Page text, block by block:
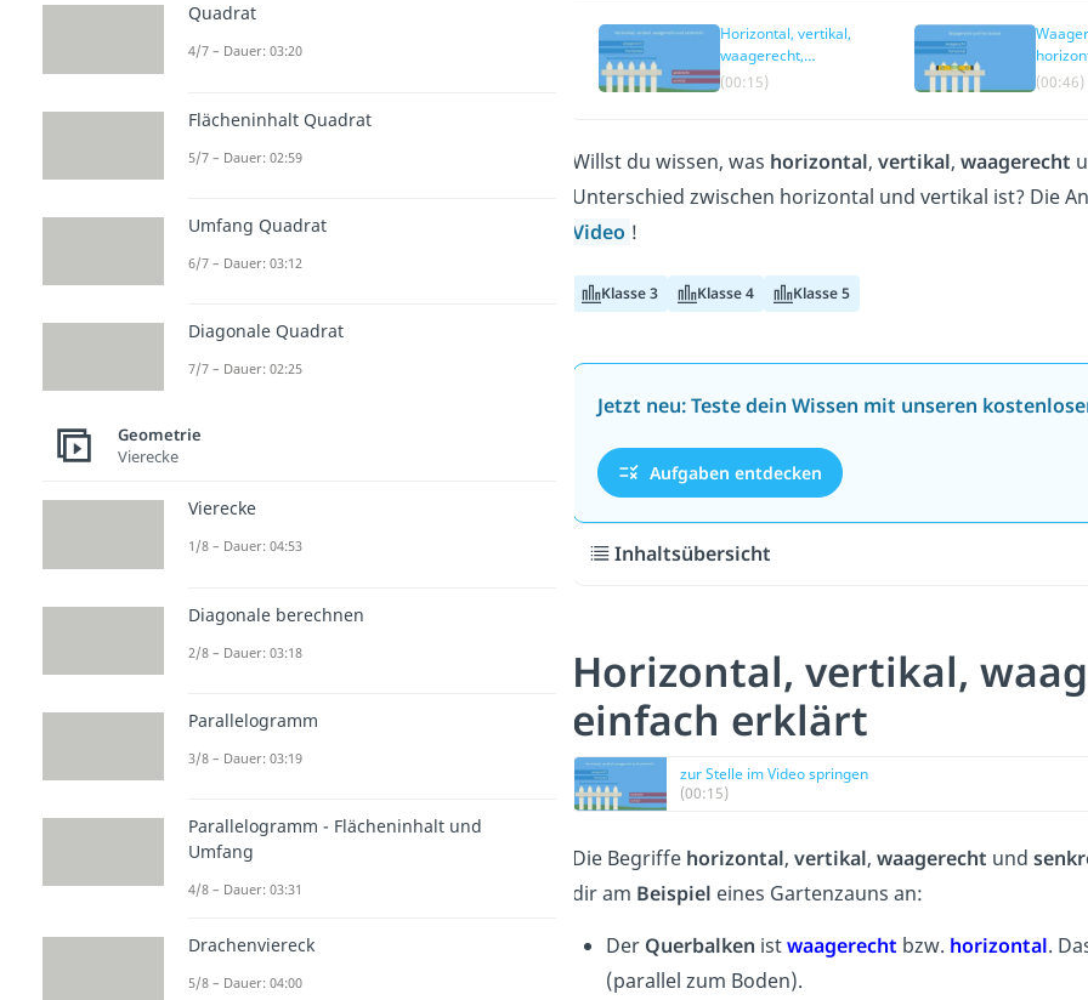
Horizontal, vertikal,
waagerecht,
senkrecht — einfach
(00:15)
(00:46)
Willst du wissen, was horizontal, vertikal, waagerecht
Unterschied zwischen horizontal und vertikal ist? Die
Video !
Klasse 3 Klasse 4 Klasse 5
Jetzt neu: Teste dein Wissen mit unseren
Aufgaben entdecken
Inhaltsübersicht
Horizontal, vertikal,
einfach erklärt
zur Stelle im Video springen
(00:15)
Die Begriffe horizontal, vertikal, waagerecht und
dir am Beispiel eines Gartenzauns an:
Der Querbalken istwaagerecht bzw. horizontal.
(parallel zum Boden).
Quadrat
4/7 – Dauer: 03:20
Flächeninhalt Quadrat
5/7 – Dauer: 02:59
Umfang Quadrat
6/7 – Dauer: 03:12
Diagonale Quadrat
7/7 – Dauer: 02:25
Geometrie
Vierecke
Vierecke
1/8 – Dauer: 04:53
Diagonale berechnen
2/8 – Dauer: 03:18
Parallelogramm
3/8 – Dauer: 03:19
Parallelogramm - Flächeninhalt und
Umfang
4/8 – Dauer: 03:31
Drachenviereck
5/8 – Dauer: 04:00